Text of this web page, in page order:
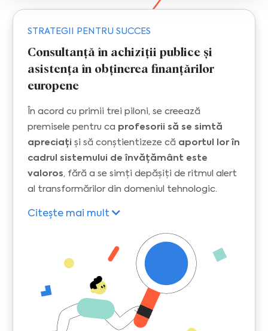
STRATEGII PENTRU SUCCES
Consultanță în achiziții publice și
asistența în obținerea finanțărilor
europene
În acord cu primii trei piloni, se creează
premisele pentru ca profesorii să se simtă
apreciați și să conștientizeze că aportul lor în
cadrul sistemului de învățământ este
valoros, fără a se simți depășiți de ritmul alert
al transformărilor din domeniul tehnologic.
Citește mai mult